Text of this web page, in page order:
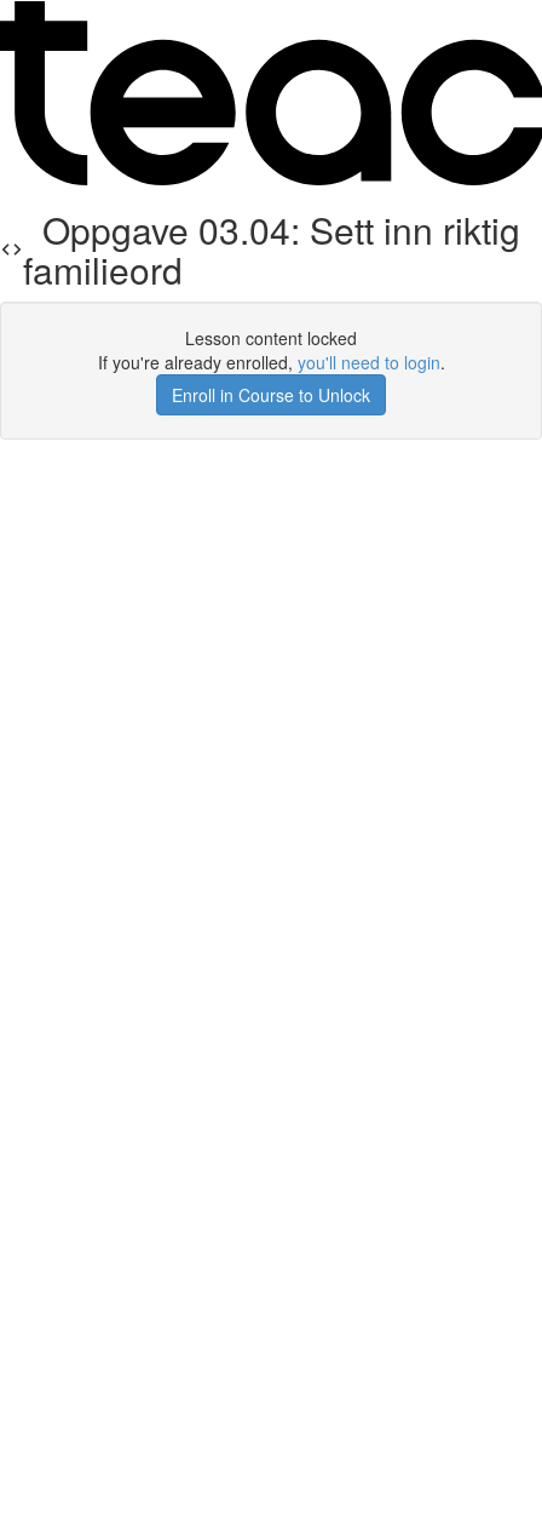
Oppgave 03.04: Sett inn riktig
familieord
Lesson content locked
If you're already enrolled, you'll need to login.
Enroll in Course to Unlock